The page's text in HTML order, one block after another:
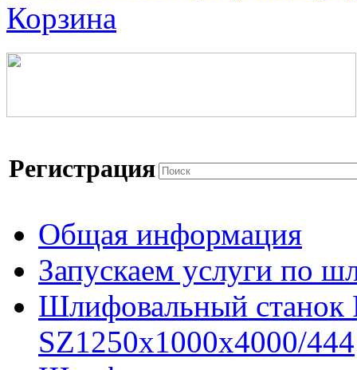
Корзина
Регистрация
Общая информация
Запускаем услуги по
Шлифовальный
SZ1250x1000x4000/444